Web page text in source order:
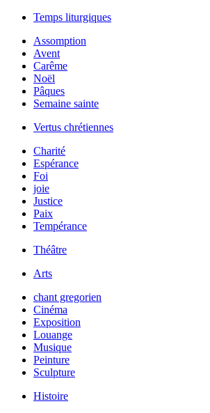
Temps liturgiques
Assomption
Avent
Carême
Noël
Pâques
Semaine sainte
Vertus chrétiennes
Charité
Espérance
Foi
joie
Justice
Paix
Tempérance
Théâtre
Arts
chant gregorien
Cinéma
Exposition
Louange
Musique
Peinture
Sculpture
Histoire